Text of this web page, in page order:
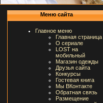
Меню сайта
Главное меню
Главная страница
О сериале
LOST на
мобильный
Магазин одежды
Друзья сайта
Конкурсы
Гостевая книга
Мы ВКонтакте
Обратная связь
Размещение